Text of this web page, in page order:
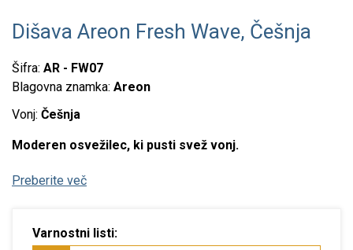
Dišava Areon Fresh Wave, Češnja
Šifra: AR - FW07
Blagovna znamka: Areon
Vonj: Češnja
Moderen osvežilec, ki pusti svež vonj.
Preberite več
Varnostni listi: